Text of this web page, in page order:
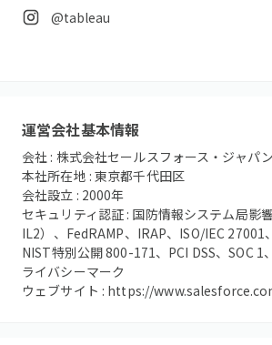
@tableau
運営会社基本情報
会社 : 株式会社セールスフォース・ジャパン
本社所在地 :東京都千代田区
会社設立 : 2000年
セキュリティ認証 : 国防情報システム局影
IL2）、FedRAMP、IRAP、ISO/IEC 27001
NIST特別公開 800-171、PCI DSS、SOC 1
ライバシーマーク
ウェブサイト : https://